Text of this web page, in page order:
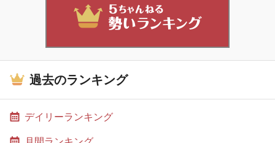
過去のランキング
デイリーランキング